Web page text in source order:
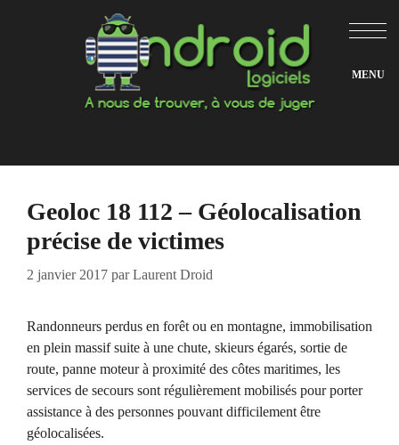
Geoloc 18 112 – Géolocalisation
précise de victimes
2 janvier 2017 parLaurent Droid
Randonneurs perdus en forêt ou en montagne, immobilisation
en plein massif suite à une chute, skieurs égarés, sortie de
route, panne moteur à proximité des côtes maritimes, les
services de secours sont régulièrement mobilisés pour porter
assistance à des personnes pouvant difficilement être
géolocalisées.